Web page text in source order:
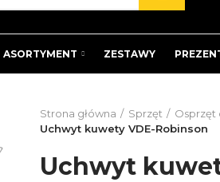
ASORTYMENT ZESTAWY
Strona główna Sprzęt Osprzęt
Uchwyt kuwety VDE-Robinson
Uchwyt